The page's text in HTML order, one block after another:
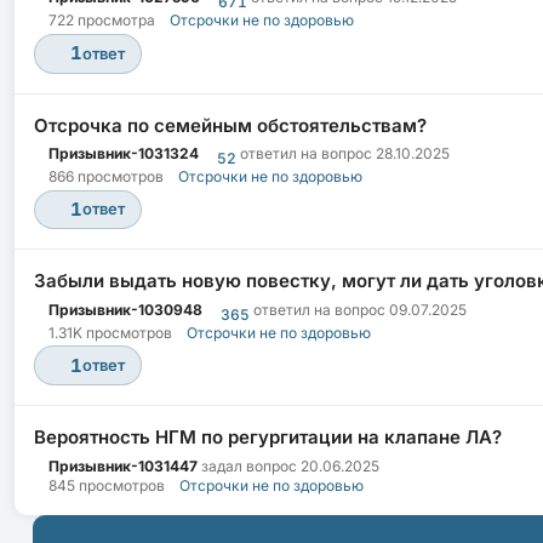
722 просмотра
Отсрочки не по здоровью
1ответ
Отсрочка по семейным обстоятельствам?
Призывник-1031324 52 ответил на вопрос 28.10.2025
866 просмотров
Отсрочки не по здоровью
1ответ
Забыли выдать новую повестку, могут ли дать
Призывник-1030948 365 ответил на вопрос 09.07.2025
1.31K просмотров
Отсрочки не по здоровью
1ответ
Вероятность НГМ по регургитации на клапане ЛА?
Призывник-1031447 задал вопрос 20.06.2025
845 просмотров
Отсрочки не по здоровью